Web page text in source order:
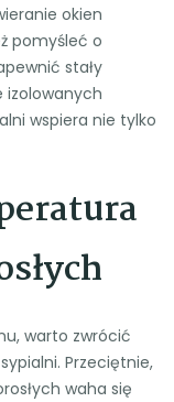
okien
pomyśleć o
stały
izolowanych
wspiera nie tylko
warto zwrócić
Przeciętnie,
waha się